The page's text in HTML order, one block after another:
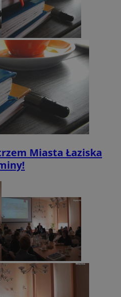
Miasta Łaziska